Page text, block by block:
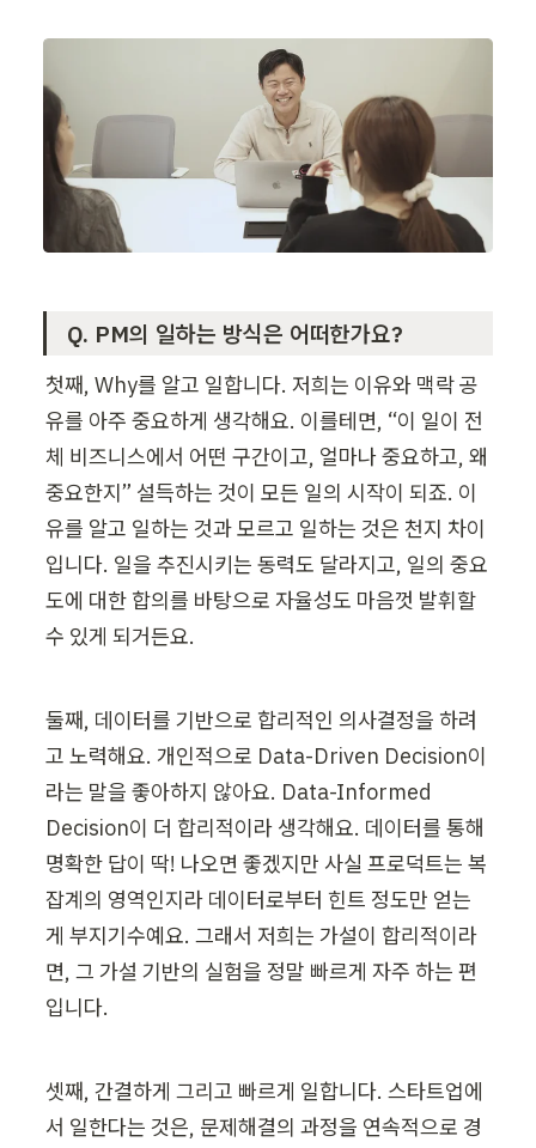
Q. PM의 일하는 방식은 어떠한가요?
첫째, Why를 알고 일합니다. 저희는 이유와 맥락 공
유를 아주 중요하게 생각해요. 이를테면, “이 일이 전
체 비즈니스에서 어떤 구간이고, 얼마나 중요하고, 왜
중요한지” 설득하는 것이 모든 일의 시작이 되죠. 이
유를 알고 일하는 것과 모르고 일하는 것은 천지 차이
입니다. 일을 추진시키는 동력도 달라지고, 일의 중요
도에 대한 합의를 바탕으로 자율성도 마음껏 발휘할
수 있게 되거든요.
둘째, 데이터를 기반으로 합리적인 의사결정을 하려
고 노력해요. 개인적으로 Data-Driven Decision이
라는 말을 좋아하지 않아요. Data-Informed
Decision이 더 합리적이라 생각해요. 데이터를 통해
명확한 답이 딱! 나오면 좋겠지만 사실 프로덕트는 복
잡계의 영역인지라 데이터로부터 힌트 정도만 얻는
게 부지기수예요. 그래서 저희는 가설이 합리적이라
면, 그 가설 기반의 실험을 정말 빠르게 자주 하는 편
입니다.
셋째, 간결하게 그리고 빠르게 일합니다. 스타트업에
서 일한다는 것은, 문제해결의 과정을 연속적으로 경